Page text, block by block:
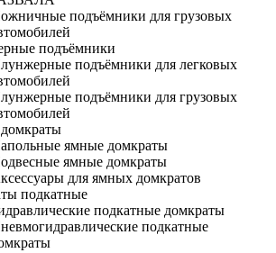
подъёмники для грузовых
подъёмники
подъёмники для легковых
подъёмники для грузовых
ямные домкраты
ямные домкраты
для ямных домкратов
подкатные
подкатные домкраты
подкатные